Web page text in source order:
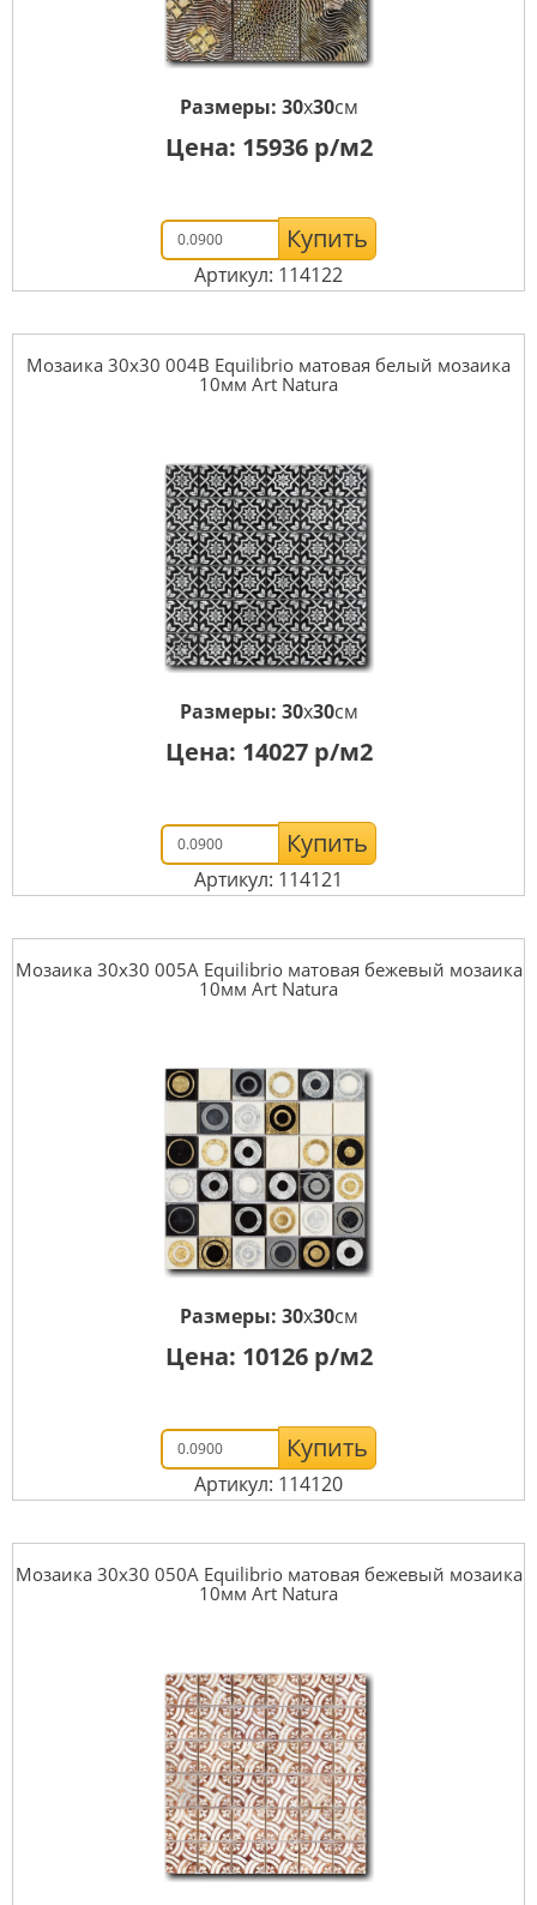
Размеры: 30x30см
Цена: 15936р/м2
Купить
Артикул: 114122
Мозаика 30x30 004B Equilibrio матовая белый мозаика
10мм Art Natura
Размеры: 30x30см
Цена: 14027р/м2
Купить
Артикул: 114121
Мозаика 30x30 005A Equilibrio матовая бежевый мозаика
10мм Art Natura
Размеры: 30x30см
Цена: 10126р/м2
Купить
Артикул: 114120
Мозаика 30x30 050A Equilibrio матовая бежевый мозаика
10мм Art Natura